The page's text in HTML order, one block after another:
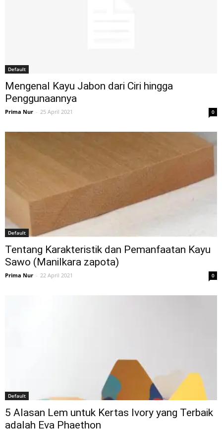
Default
Mengenal Kayu Jabon dari Ciri hingga
Penggunaannya
Prima Nur - 25 April 2021 0
Default
Tentang Karakteristik dan Pemanfaatan Kayu
Sawo (Manilkara zapota)
Prima Nur - 22 April 2021 0
Default
5 Alasan Lem untuk Kertas Ivory yang Terbaik
adalah Eva Phaethon